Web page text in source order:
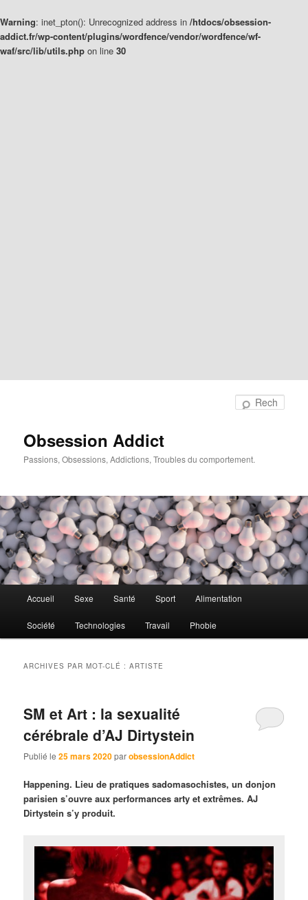
Warning: inet_pton(): Unrecognized address in /htdocs/obsession-
addict.fr/wp-content/plugins/wordfence/vendor/wordfence/wf-
waf/src/lib/utils.php on line 30
Obsession Addict
Passions, Obsessions, Addictions, Troubles du comportement.
principal
Accueil Sexe Santé Sport Alimentation
Société Technologies Travail Phobie
ARCHIVES PAR MOT-CLÉ :ARTISTE
SM et Art : la sexualité
cérébrale d’AJ Dirtystein
Publié le25 mars 2020parobsessionAddict
Happening. Lieu de pratiques sadomasochistes, un donjon
parisien s’ouvre aux performances arty et extrêmes. AJ
Dirtystein s’y produit.